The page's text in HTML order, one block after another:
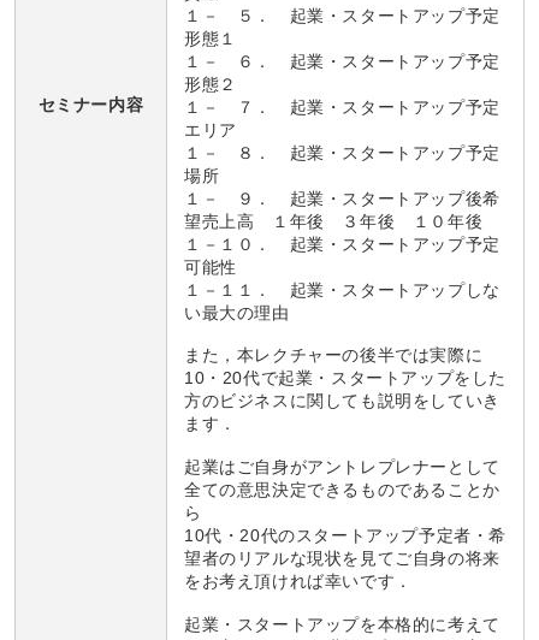
セミナー内容
１－ ５． 起業・スタートアップ予定
形態１
１－ ６． 起業・スタートアップ予定
形態２
１－ ７． 起業・スタートアップ予定
エリア
１－ ８． 起業・スタートアップ予定
場所
１－ ９． 起業・スタートアップ後希
望売上高 １年後 ３年後 １０年後
１－１０． 起業・スタートアップ予定
可能性
１－１１． 起業・スタートアップしな
い最大の理由
また，本レクチャーの後半では実際に
10・20代で起業・スタートアップをした
方のビジネスに関しても説明をしていき
ます．
起業はご自身がアントレプレナーとして
全ての意思決定できるものであることか
ら
10代・20代のスタートアップ予定者・希
望者のリアルな現状を見てご自身の将来
をお考え頂ければ幸いです．
起業・スタートアップを本格的に考えて